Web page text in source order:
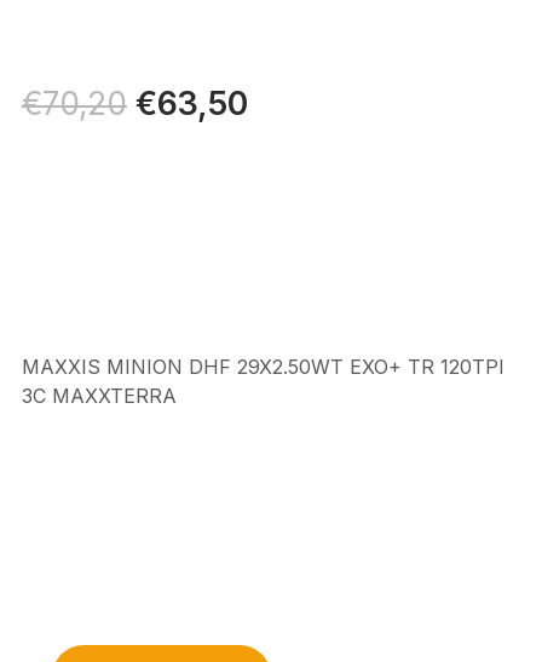
€70,20 Il
prezzo
€63,50Il
MAXXIS MINION DHF 29X2.50WT EXO+ TR 120TPI
3C MAXXTERRA